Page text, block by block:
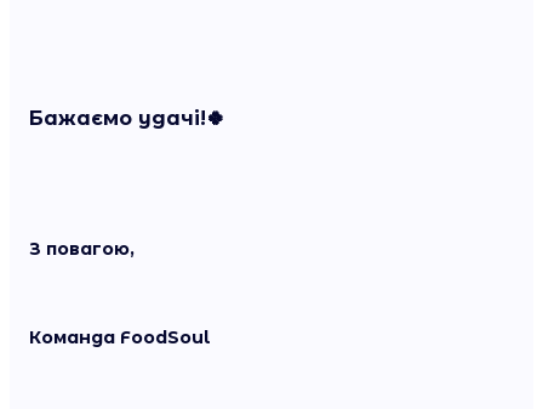
Бажаємо удачі!🍀
З повагою,
Команда FoodSoul